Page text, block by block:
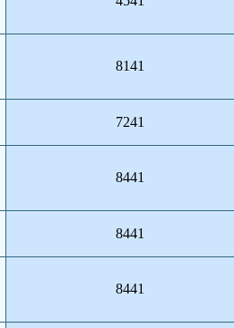
8141
7241
8441
8441
8441